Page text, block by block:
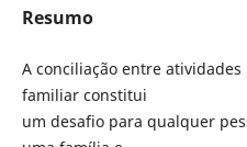
Resumo
A conciliação entre
familiar constitui
um desafio para qualquer